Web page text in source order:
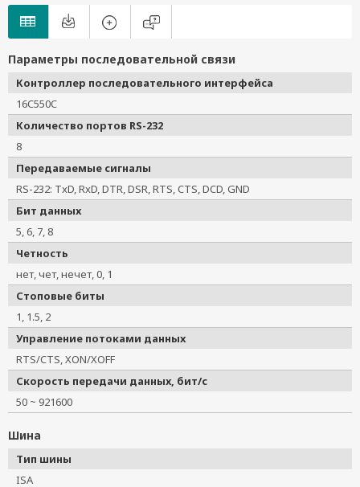
Параметры последовательной связи
Контроллер последовательного интерфейса
16C550C
Количество портов RS-232
8
Передаваемые сигналы
RS-232: TxD, RxD, DTR, DSR, RTS, CTS, DCD, GND
Бит данных
5, 6, 7, 8
Четность
нет, чет, нечет, 0, 1
Стоповые биты
1, 1.5, 2
Управление потоками данных
RTS/CTS, XON/XOFF
Скорость передачи данных, бит/с
50 ~ 921600
Шина
Тип шины
ISA